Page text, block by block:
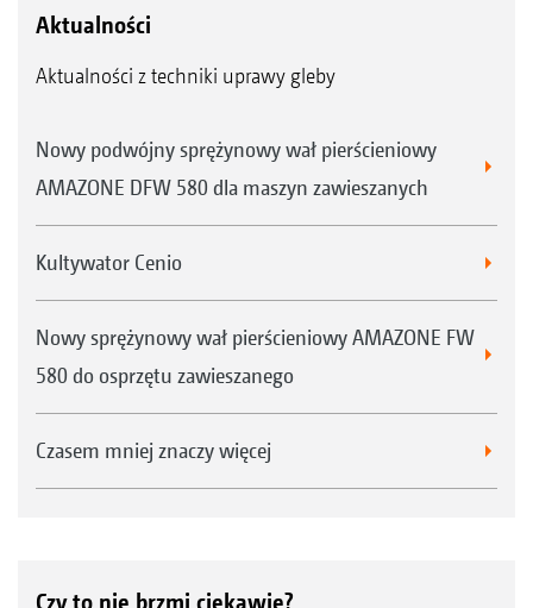
Aktualności
Aktualności z techniki uprawy gleby
Nowy podwójny sprężynowy wał pierścieniowy
AMAZONE DFW 580 dla maszyn zawieszanych
Kultywator Cenio
Nowy sprężynowy wał pierścieniowy AMAZONE FW
580 do osprzętu zawieszanego
Czasem mniej znaczy więcej
Czy to nie brzmi ciekawie?